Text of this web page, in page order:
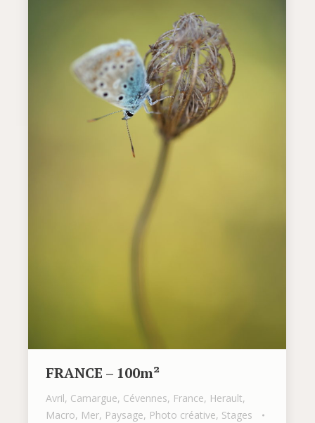
FRANCE – 100m²
Avril, Camargue, Cévennes, France, Herault,
Macro, Mer, Paysage, Photo créative, Stages